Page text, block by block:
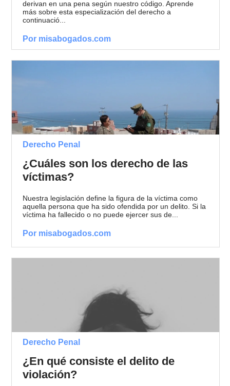
derivan en una pena según nuestro código. Aprende
más sobre esta especialización del derecho a
continuació...
Por misabogados.com
Derecho Penal
¿Cuáles son los derecho de las
víctimas?
Nuestra legislación define la figura de la víctima como
aquella persona que ha sido ofendida por un delito. Si la
víctima ha fallecido o no puede ejercer sus de...
Por misabogados.com
Derecho Penal
¿En qué consiste el delito de
violación?